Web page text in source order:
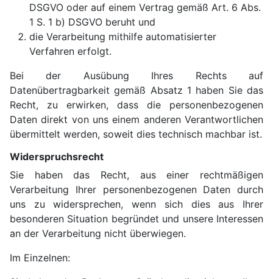
DSGVO oder auf einem Vertrag gemäß Art. 6 Abs.
1 S. 1 b) DSGVO beruht und
die Verarbeitung mithilfe automatisierter
Verfahren erfolgt.
Bei der Ausübung Ihres Rechts auf
Datenübertragbarkeit gemäß Absatz 1 haben Sie das
Recht, zu erwirken, dass die personenbezogenen
Daten direkt von uns einem anderen Verantwortlichen
übermittelt werden, soweit dies technisch machbar ist.
Widerspruchsrecht
Sie haben das Recht, aus einer rechtmäßigen
Verarbeitung Ihrer personenbezogenen Daten durch
uns zu widersprechen, wenn sich dies aus Ihrer
besonderen Situation begründet und unsere Interessen
an der Verarbeitung nicht überwiegen.
Im Einzelnen: